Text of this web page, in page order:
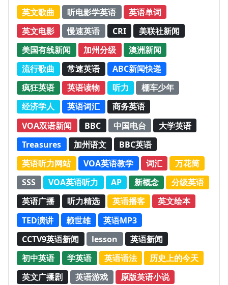
英文歌曲 听电影学英语
英语单词
英文电影
慢速英语 CRI
美联社新闻
美国有线新闻
加州分级
澳洲新闻
流行歌曲
常速英语
ABC新闻快递
疯狂英语
英语读物 听力
棚车少年
经济学人
英语词汇
商务英语
VOA双语新闻
BBC 中国电台
大学英语
Treasures
加州语文
BBC英语
英语听力网站
VOA英语教学 词汇
万花筒
SSS
VOA英语听力 AP 新概念
分级英语
英语广播
听力精选 英语播客
英文绘本
TED演讲
赖世雄
英语MP3
CCTV9英语新闻
lesson
英语新闻
初中英语
学英语 英语语法
历史上的今天
英文广播剧
英语游戏
原版英语小说